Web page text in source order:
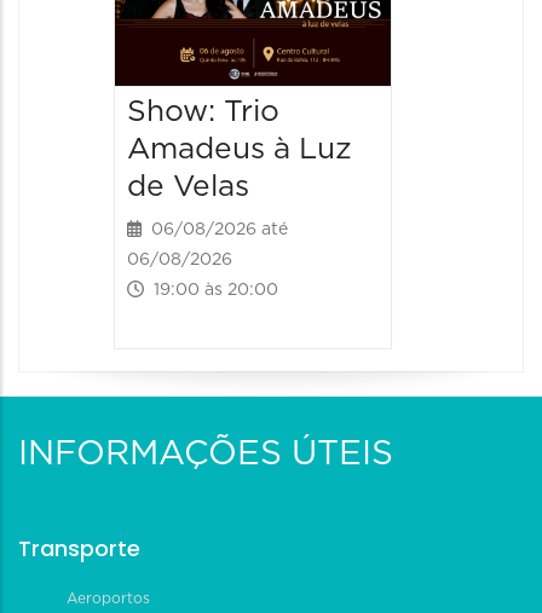
Show: Trio
Amadeus à Luz
de Velas
06/08/2026 até
06/08/2026
19:00 às 20:00
INFORMAÇÕES ÚTEIS
Transporte
Aeroportos